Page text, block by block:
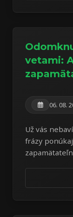
vetami:
06. 08.
Už vás
frázy
vašich